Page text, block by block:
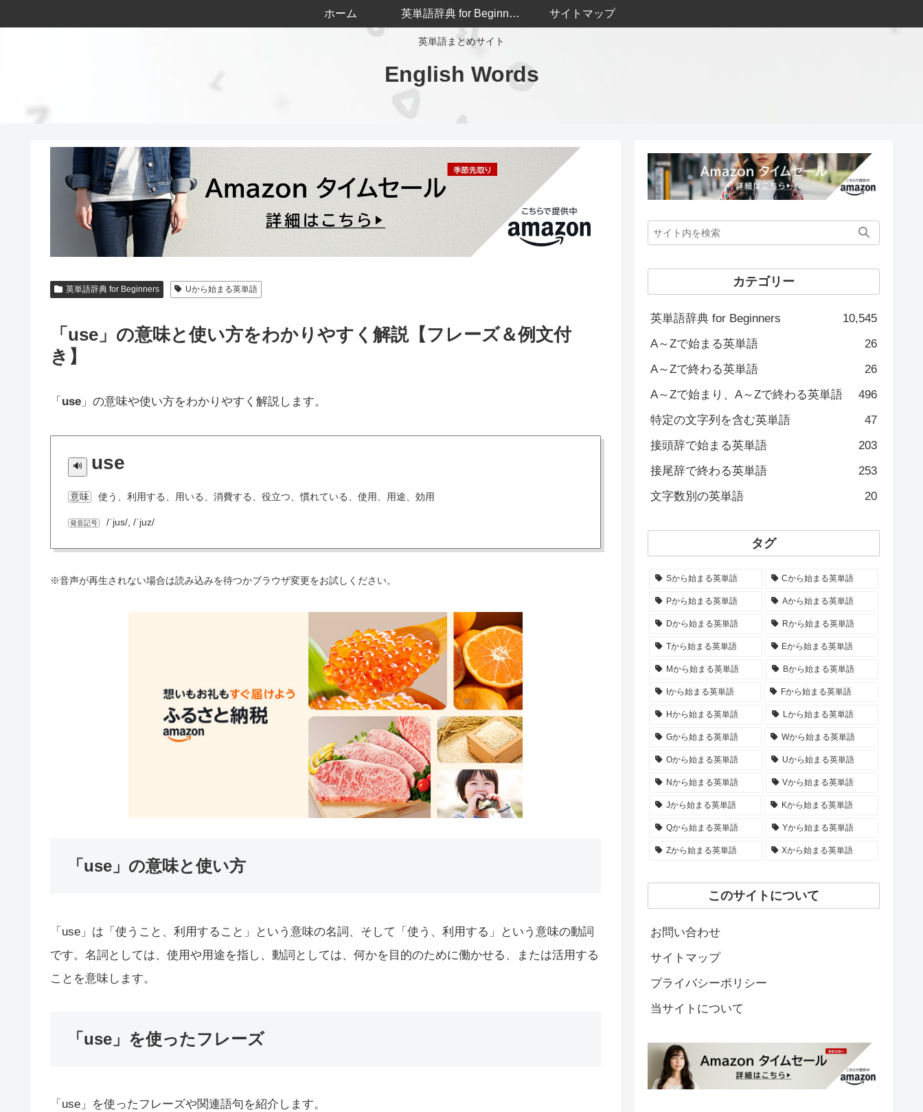
英単語まとめサイト
English Words
ホーム 英単語辞典 for Beginners サイトマップ
英単語辞典 for Beginners Uから始まる英単語
「use」の意味と使い方をわかりやすく解説【フレーズ＆例文付
き】
「 use 」の意味や使い方をわかりやすく解説します。
use
意味 使う、利用する、用いる、消費する、役立つ、慣れている、使用、用途、効用
発音記号 /ˈjus/, /ˈjuz/
※音声が再生されない場合は読み込みを待つかブラウザ変更をお試しください。
「use」の意味と使い方
「use」は「使うこと、利用すること」という意味の名詞、そして「使う、利用する」という意味の動詞
です。名詞としては、使用や用途を指し、動詞としては、何かを目的のために働かせる、または活用する
ことを意味します。
「use」を使ったフレーズ
「use」を使ったフレーズや関連語句を紹介します。
カテゴリー
英単語辞典 for Beginners
10,545
A～Zで始まる英単語
26
A～Zで終わる英単語
26
A～Zで始まり、A～Zで終わる英単語
496
特定の文字列を含む英単語
47
接頭辞で始まる英単語
203
接尾辞で終わる英単語
253
文字数別の英単語
20
タグ
Sから始まる英単語 Cから始まる英単語
Pから始まる英単語 Aから始まる英単語
Dから始まる英単語 Rから始まる英単語
Tから始まる英単語 Eから始まる英単語
Mから始まる英単語 Bから始まる英単語
Iから始まる英単語 Fから始まる英単語
Hから始まる英単語 Lから始まる英単語
Gから始まる英単語 Wから始まる英単語
Oから始まる英単語 Uから始まる英単語
Nから始まる英単語 Vから始まる英単語
Jから始まる英単語 Kから始まる英単語
Qから始まる英単語 Yから始まる英単語
Zから始まる英単語 Xから始まる英単語
このサイトについて
お問い合わせ
サイトマップ
プライバシーポリシー
当サイトについて